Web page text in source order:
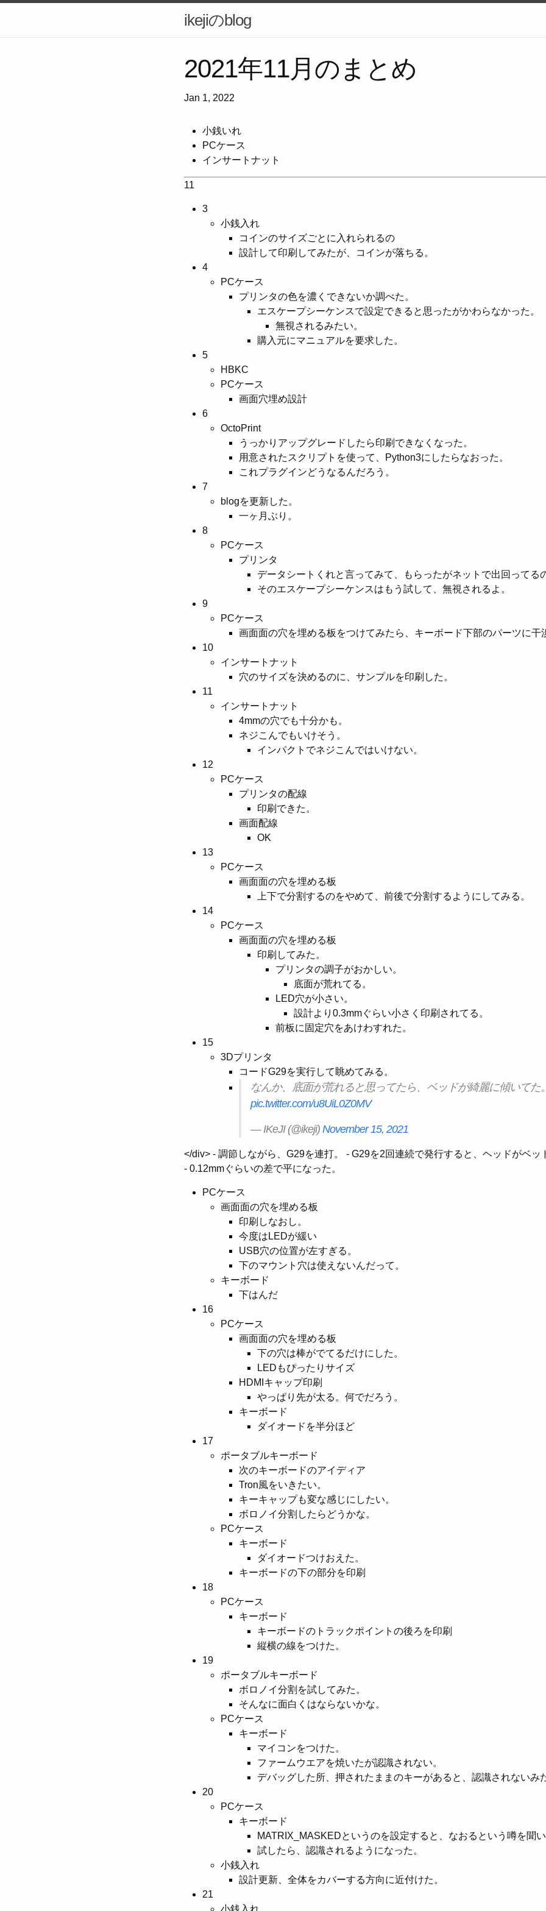
ikejiのblog
2021年11月のまとめ
Jan 1, 2022
小銭いれ
PCケース
インサートナット
11
3
小銭入れ
コインのサイズごとに入れられるの
設計して印刷してみたが、コインが落ちる。
4
PCケース
プリンタの色を濃くできないか調べた。
エスケープシーケンスで設定できると思ったがかわらなかった。
無視されるみたい。
購入元にマニュアルを要求した。
5
HBKC
PCケース
画面穴埋め設計
6
OctoPrint
うっかりアップグレードしたら印刷できなくなった。
用意されたスクリプトを使って、Python3にしたらなおった。
これプラグインどうなるんだろう。
7
blogを更新した。
一ヶ月ぶり。
8
PCケース
プリンタ
データシートくれと言ってみて、もらったがネットで出回ってる
そのエスケープシーケンスはもう試して、無視されるよ。
9
PCケース
画面面の穴を埋める板をつけてみたら、キーボード下部のパーツに干
10
インサートナット
穴のサイズを決めるのに、サンプルを印刷した。
11
インサートナット
4mmの穴でも十分かも。
ネジこんでもいけそう。
インパクトでネジこんではいけない。
12
PCケース
プリンタの配線
印刷できた。
画面配線
OK
13
PCケース
画面面の穴を埋める板
上下で分割するのをやめて、前後で分割するようにしてみる。
14
PCケース
画面面の穴を埋める板
印刷してみた。
プリンタの調子がおかしい。
底面が荒れてる。
LED穴が小さい。
設計より0.3mmぐらい小さく印刷されてる。
前板に固定穴をあけわすれた。
15
3Dプリンタ
コードG29を実行して眺めてみる。
なんか、底面が荒れると思ってたら、ベッドが綺麗に傾いてた。
pic.twitter.com/u8UiL0Z0MV
— IKeJI (@ikeji) November 15, 2021
</div> - 調節しながら、G29を連打。 - G29を2回連続で発行すると、ヘッドがベッ
- 0.12mmぐらいの差で平になった。
PCケース
画面面の穴を埋める板
印刷しなおし。
今度はLEDが緩い
USB穴の位置が左すぎる。
下のマウント穴は使えないんだって。
キーボード
下はんだ
16
PCケース
画面面の穴を埋める板
下の穴は棒がでてるだけにした。
LEDもぴったりサイズ
HDMIキャップ印刷
やっぱり先が太る。何でだろう。
キーボード
ダイオードを半分ほど
17
ポータブルキーボード
次のキーボードのアイディア
Tron風をいきたい。
キーキャップも変な感じにしたい。
ボロノイ分割したらどうかな。
PCケース
キーボード
ダイオードつけおえた。
キーボードの下の部分を印刷
18
PCケース
キーボード
キーボードのトラックポイントの後ろを印刷
縦横の線をつけた。
19
ポータブルキーボード
ボロノイ分割を試してみた。
そんなに面白くはならないかな。
PCケース
キーボード
マイコンをつけた。
ファームウエアを焼いたが認識されない。
デバッグした所、押されたままのキーがあると、認識されないみ
20
PCケース
キーボード
MATRIX_MASKEDというのを設定すると、なおるという噂を聞い
試したら、認識されるようになった。
小銭入れ
設計更新、全体をカバーする方向に近付けた。
21
小銭入れ